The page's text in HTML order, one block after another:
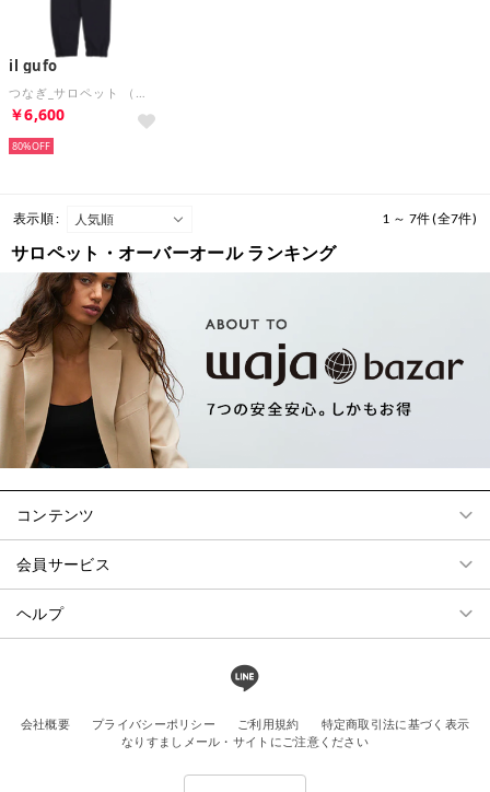
il gufo
つなぎ_サロペット （他）
￥6,600
80%
表示順 : 1 ～ 7件 (全7件)
サロペット・オーバーオール ランキング
コンテンツ
会員サービス
ヘルプ
会社概要 プライバシーポリシー ご利用規約
特定商取引法に基づく表示
なりすましメール・サイトにご注意ください